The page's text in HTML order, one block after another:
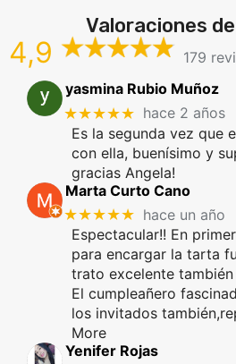
Valoraciones
4,9
179
yasmina Rubio Muñoz
★★★★★ hace 2 años
Es la segunda vez que
con ella, buenísimo y
gracias Angela!
Marta Curto Cano
★★★★★ hace un año
Espectacular!! En
para encargar la tarta
trato excelente
El cumpleañero
los invitados
More
Yenifer Rojas